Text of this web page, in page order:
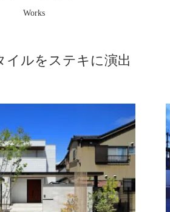
Works
イルをステキに演出